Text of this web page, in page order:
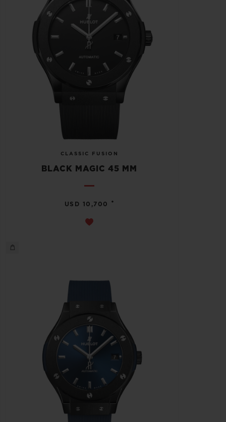
CLASSIC FUSION
BLACK MAGIC 45 MM
USD 10,700 •